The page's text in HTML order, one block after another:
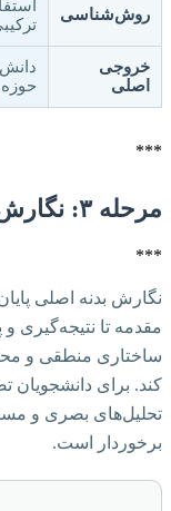
روش‌شناسی
خروجی
اصلی
دانش
***
مرحله ۳: نگارش فصول نظری و اجرایی
***
نگارش بدنه اصلی
مقدمه تا نتیجه‌گیری و
ساختاری منطقی و
کند. برای دانشجویان
تحلیل‌های بصری و
برخوردار است.